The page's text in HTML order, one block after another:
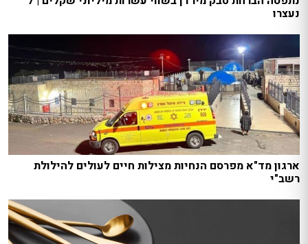
נעצרו
ארגון מד"א מפרסם הנחיות מצילות חיים לעולים להילולת
רשב"י